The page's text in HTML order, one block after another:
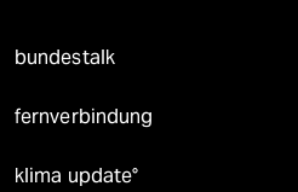
bundestalk
fernverbindung
klima update°